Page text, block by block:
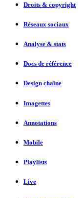
Droits & copyright
Réseaux sociaux
Analyse & stats
Docs de référence
Design chaîne
Imagettes
Annotations
Mobile
Playlists
Live